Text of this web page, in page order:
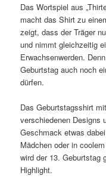
Das Wortspiel aus
macht das Shirt zu
zeigt, dass der Träger
und nimmt gleichzeitig
Erwachsenwerden.
Geburtstag auch noch
dürfen.
Das Geburtstagsshirt
verschiedenen Designs
Geschmack etwas
Mädchen oder in
wird der 13. Geburtstag
Highlight.